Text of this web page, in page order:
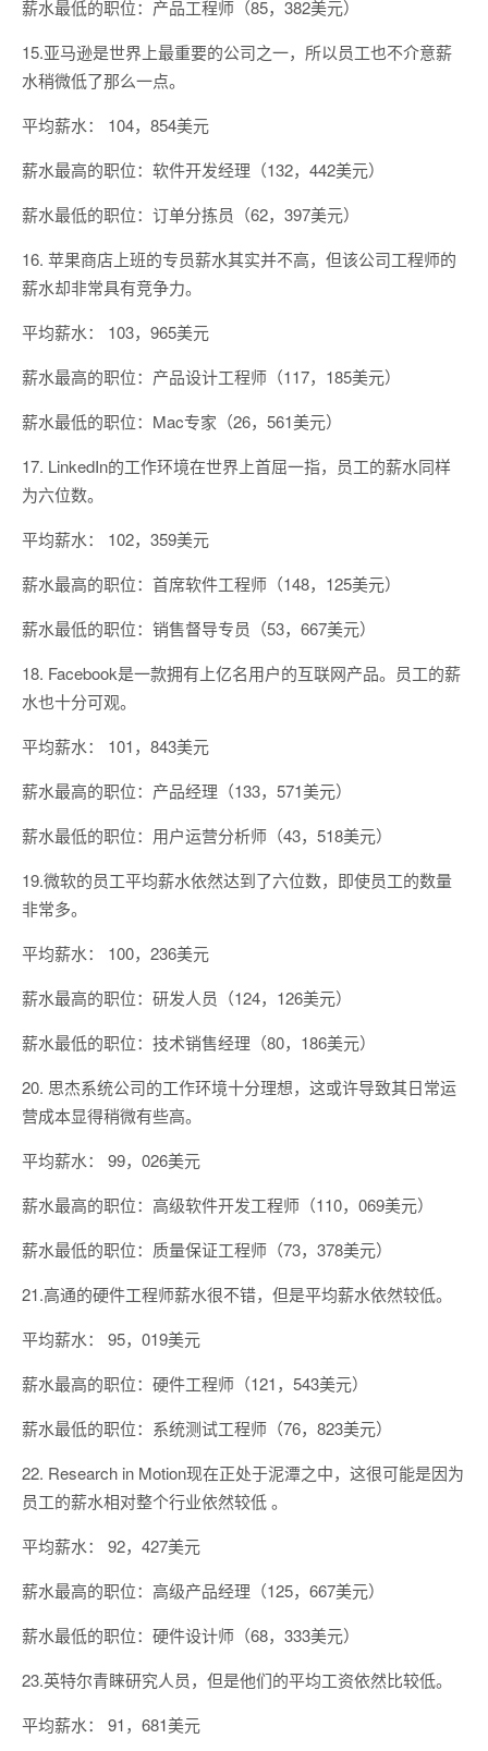
薪水最低的职位：产品工程师（85，382美元）
15.亚马逊是世界上最重要的公司之一，所以员工也不介意薪
水稍微低了那么一点。
平均薪水： 104，854美元
薪水最高的职位：软件开发经理（132，442美元）
薪水最低的职位：订单分拣员（62，397美元）
16. 苹果商店上班的专员薪水其实并不高，但该公司工程师的
薪水却非常具有竞争力。
平均薪水： 103，965美元
薪水最高的职位：产品设计工程师（117，185美元）
薪水最低的职位：Mac专家（26，561美元）
17. LinkedIn的工作环境在世界上首屈一指，员工的薪水同样
为六位数。
平均薪水： 102，359美元
薪水最高的职位：首席软件工程师（148，125美元）
薪水最低的职位：销售督导专员（53，667美元）
18. Facebook是一款拥有上亿名用户的互联网产品。员工的薪
水也十分可观。
平均薪水： 101，843美元
薪水最高的职位：产品经理（133，571美元）
薪水最低的职位：用户运营分析师（43，518美元）
19.微软的员工平均薪水依然达到了六位数，即使员工的数量
非常多。
平均薪水： 100，236美元
薪水最高的职位：研发人员（124，126美元）
薪水最低的职位：技术销售经理（80，186美元）
20. 思杰系统公司的工作环境十分理想，这或许导致其日常运
营成本显得稍微有些高。
平均薪水： 99，026美元
薪水最高的职位：高级软件开发工程师（110，069美元）
薪水最低的职位：质量保证工程师（73，378美元）
21.高通的硬件工程师薪水很不错，但是平均薪水依然较低。
平均薪水： 95，019美元
薪水最高的职位：硬件工程师（121，543美元）
薪水最低的职位：系统测试工程师（76，823美元）
22. Research in Motion现在正处于泥潭之中，这很可能是因为
员工的薪水相对整个行业依然较低 。
平均薪水： 92，427美元
薪水最高的职位：高级产品经理（125，667美元）
薪水最低的职位：硬件设计师（68，333美元）
23.英特尔青睐研究人员，但是他们的平均工资依然比较低。
平均薪水： 91，681美元